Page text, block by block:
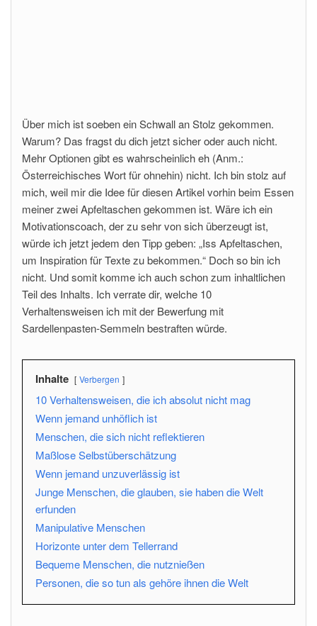
Über mich ist soeben ein Schwall an Stolz gekommen.
Warum? Das fragst du dich jetzt sicher oder auch nicht.
Mehr Optionen gibt es wahrscheinlich eh (Anm.:
Österreichisches Wort für ohnehin) nicht. Ich bin stolz auf
mich, weil mir die Idee für diesen Artikel vorhin beim Essen
meiner zwei Apfeltaschen gekommen ist. Wäre ich ein
Motivationscoach, der zu sehr von sich überzeugt ist,
würde ich jetzt jedem den Tipp geben: „Iss Apfeltaschen,
um Inspiration für Texte zu bekommen.“ Doch so bin ich
nicht. Und somit komme ich auch schon zum inhaltlichen
Teil des Inhalts. Ich verrate dir, welche 10
Verhaltensweisen ich mit der Bewerfung mit
Sardellenpasten-Semmeln bestraften würde.
Inhalte Verbergen
10 Verhaltensweisen, die ich absolut nicht mag
Wenn jemand unhöflich ist
Menschen, die sich nicht reflektieren
Maßlose Selbstüberschätzung
Wenn jemand unzuverlässig ist
Junge Menschen, die glauben, sie haben die Welt
erfunden
Manipulative Menschen
Horizonte unter dem Tellerrand
Bequeme Menschen, die nutznießen
Personen, die so tun als gehöre ihnen die Welt